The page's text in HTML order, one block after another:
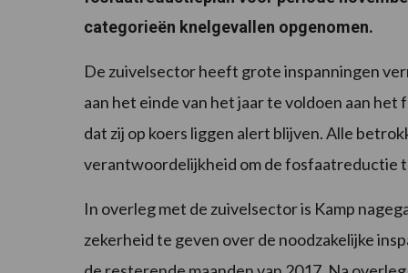
categorieën knelgevallen opgenomen.
De zuivelsector heeft grote inspanningen
aan het einde van het jaar te voldoen aan
dat zij op koers liggen alert blijven. Alle
verantwoordelijkheid om de fosfaatreductie
In overleg met de zuivelsector is Kamp
zekerheid te geven over de noodzakelijke